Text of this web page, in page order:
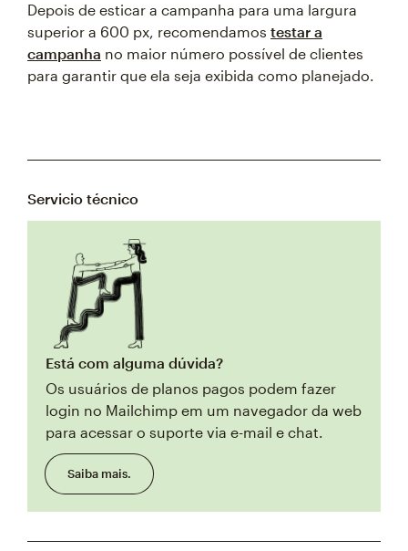
Depois de esticar a campanha para uma largura
superior a 600 px, recomendamos testar a
campanha no maior número possível de clientes
para garantir que ela seja exibida como planejado.
Servicio técnico
Está com alguma dúvida?
Os usuários de planos pagos podem fazer
login no Mailchimp em um navegador da web
para acessar o suporte via e-mail e chat.
Saiba mais.